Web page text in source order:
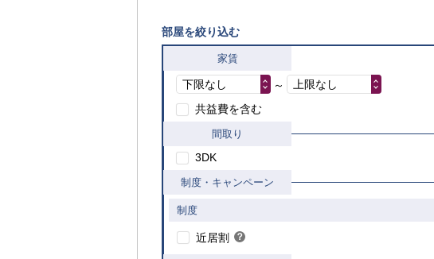
部屋を絞り込む
家賃
下限なし ～
上限なし
共益費を含む
間取り
3DK
制度・キャンペーン
制度
近居割 ？